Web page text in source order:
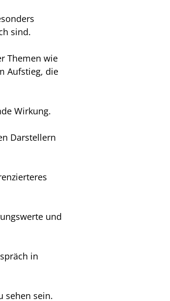
sind.
Themen wie
Aufstieg, die
Wirkung.
Darstellern
und
in
sehen sein.